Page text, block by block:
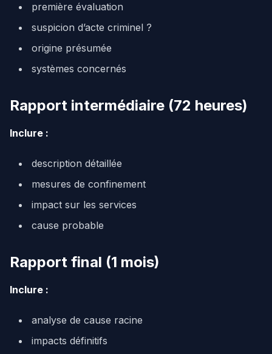
première évaluation
suspicion d’acte criminel ?
origine présumée
systèmes concernés
Rapport intermédiaire (72 heures)
Inclure :
description détaillée
mesures de confinement
impact sur les services
cause probable
Rapport final (1 mois)
Inclure :
analyse de cause racine
impacts définitifs